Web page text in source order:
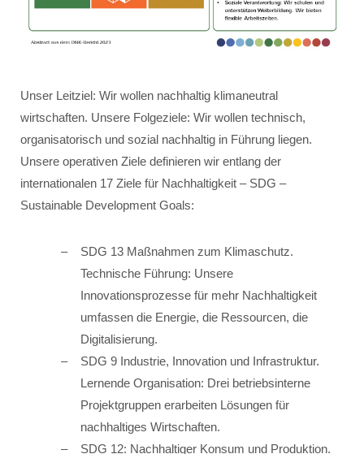
Unser Leitziel: Wir wollen nachhaltig klimaneutral
wirtschaften. Unsere Folgeziele: Wir wollen technisch,
organisatorisch und sozial nachhaltig in Führung liegen.
Unsere operativen Ziele definieren wir entlang der
internationalen 17 Ziele für Nachhaltigkeit – SDG –
Sustainable Development Goals:
SDG 13 Maßnahmen zum Klimaschutz.
Technische Führung: Unsere
Innovationsprozesse für mehr Nachhaltigkeit
umfassen die Energie, die Ressourcen, die
Digitalisierung.
SDG 9 Industrie, Innovation und Infrastruktur.
Lernende Organisation: Drei betriebsinterne
Projektgruppen erarbeiten Lösungen für
nachhaltiges Wirtschaften.
SDG 12: Nachhaltiger Konsum und Produktion.